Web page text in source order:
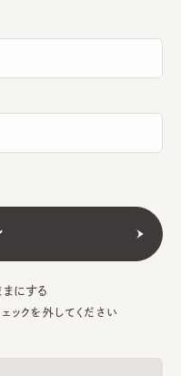
まにする
クを外してください